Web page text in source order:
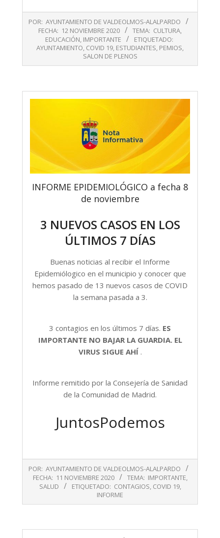
11-
POR: AYUNTAMIENTO DE VALDEOLMOS-ALALPARDO
FECHA: 12 NOVIEMBRE 2020 TEMA: CULTURA,
EDUCACIÓN, IMPORTANTE
ETIQUETADO:
AYUNTAMIENTO, COVID 19, ESTUDIANTES, PEMIOS,
SALON DE PLENOS
INFORME EPIDEMIOLÓGICO a fecha 8
de noviembre
3 NUEVOS CASOS EN LOS
ÚLTIMOS 7 DÍAS
Buenas noticias al recibir el Informe
Epidemiólogico en el municipio y conocer que
hemos pasado de 13 nuevos casos de COVID
la semana pasada a 3.
3 contagios en los últimos 7 días. ES
IMPORTANTE NO BAJAR LA GUARDIA. EL
VIRUS SIGUE AHÍ .
Informe remitido por la Consejería de Sanidad
de la Comunidad de Madrid.
JuntosPodemos
11-
POR: AYUNTAMIENTO DE VALDEOLMOS-ALALPARDO
FECHA: 11 NOVIEMBRE 2020 TEMA: IMPORTANTE,
SALUD
ETIQUETADO: CONTAGIOS, COVID 19,
INFORME